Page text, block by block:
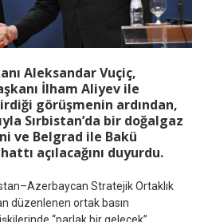
Aleksandar Vuçiç,
İlham Aliyev ile
görüşmenin ardından,
Sırbistan’da bir doğalgaz
ve Belgrad ile Bakü
açılacağını duyurdu.
Stratejik Ortaklık
düzenlenen ortak basın
“parlak bir gelecek”